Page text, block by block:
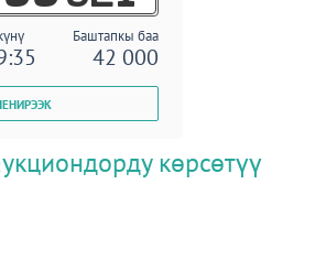
Баштапкы баа
42 000
көрсөтүү